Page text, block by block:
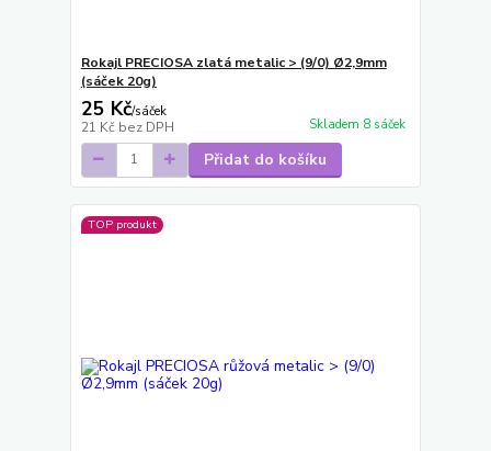
Rokajl PRECIOSA zlatá metalic > (9/0) Ø2,9mm
(sáček 20g)
25 Kč/sáček
21 Kč bez DPH Skladem 8 sáček
Přidat do košíku
TOP produkt